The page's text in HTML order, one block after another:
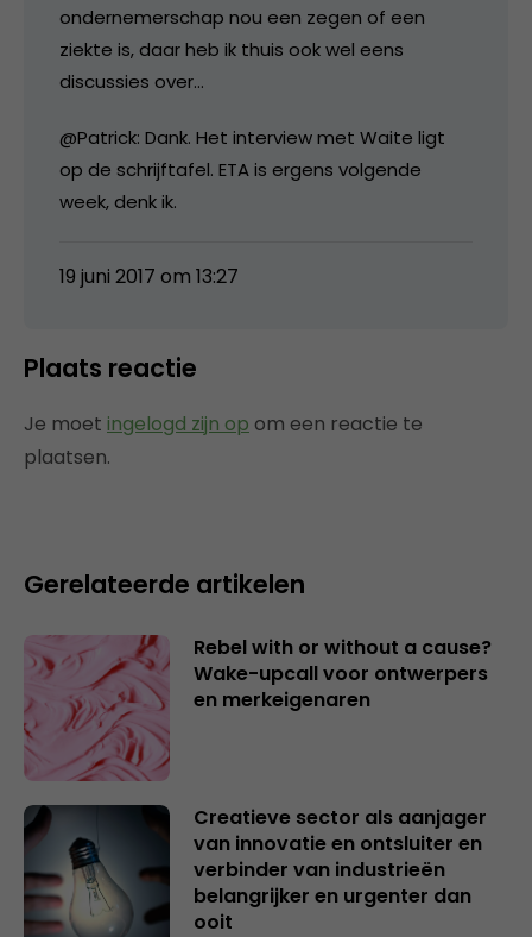
ondernemerschap nou een zegen of een
ziekte is, daar heb ik thuis ook wel eens
discussies over…
@Patrick: Dank. Het interview met Waite ligt
op de schrijftafel. ETA is ergens volgende
week, denk ik.
19 juni 2017 om 13:27
Plaats reactie
Je moet ingelogd zijn op om een reactie te
plaatsen.
Gerelateerde artikelen
Rebel with or without a cause?
Wake-upcall voor ontwerpers
en merkeigenaren
Creatieve sector als aanjager
van innovatie en ontsluiter en
verbinder van industrieën
belangrijker en urgenter dan
ooit